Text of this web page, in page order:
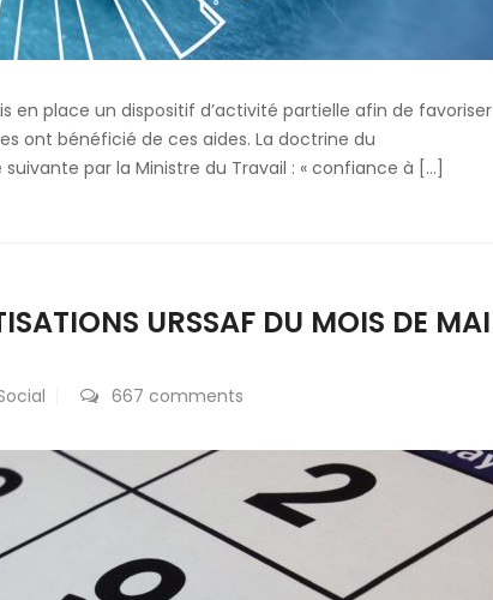
en place un dispositif d’activité partielle afin de favoriser
ont bénéficié de ces aides. La doctrine du
par la Ministre du Travail : « confiance à […]
URSSAF DU MOIS DE MAI
667 comments